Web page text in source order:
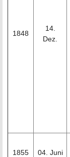
1848
14.
Dez.
1855 04. Juni